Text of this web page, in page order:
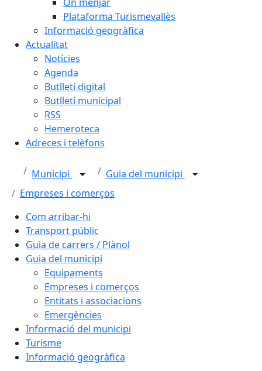
Plataforma Turismevallès
Informació geogràfica
Actualitat
Notícies
Agenda
Butlletí digital
Butlletí municipal
RSS
Hemeroteca
Adreces i telèfons
Municipi
Guia del municipi
Empreses i comerços
Com arribar-hi
Transport públic
Guia de carrers / Plànol
Guia del municipi
Equipaments
Empreses i comerços
Entitats i associacions
Emergències
Informació del municipi
Turisme
Informació geogràfica